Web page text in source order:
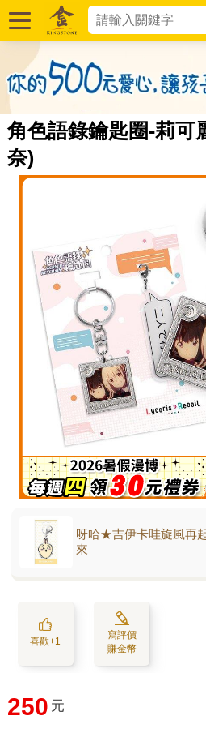
角色語錄鑰匙圈-莉可
奈)
呀哈★吉伊卡哇旋風再
來
喜歡+1
寫評價
賺金幣
250 元